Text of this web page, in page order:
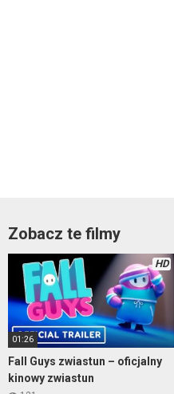
Zobacz te filmy
HD
01:26
Fall Guys zwiastun – oficjalny
kinowy zwiastun